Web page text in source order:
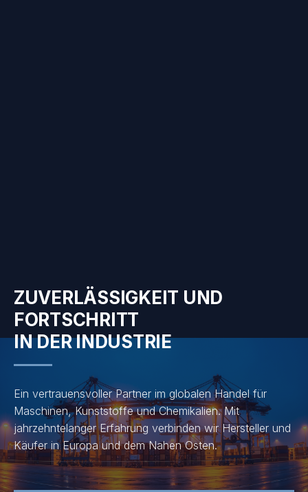
ZUVERLÄSSIGKEIT UND
FORTSCHRITT
IN DER INDUSTRIE
Ein vertrauensvoller Partner im globalen Handel für
Maschinen, Kunststoffe und Chemikalien. Mit
jahrzehntelanger Erfahrung verbinden wir Hersteller und
Käufer in Europa und dem Nahen Osten.